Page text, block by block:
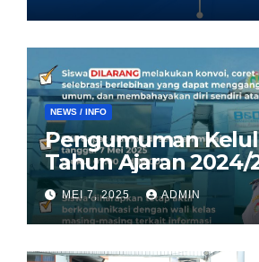
NEWS / INFO
Pengumuman
Tahun Ajaran 2024/
MEI 7, 2025 ADMIN